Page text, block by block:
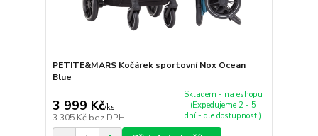
PETITE&MARS Kočárek sportovní Nox Ocean
Blue
3 999 Kč/ks
3 305 Kč bez DPH
Skladem - na eshopu
(Expedujeme 2 - 5
dní - dle dostupnosti)